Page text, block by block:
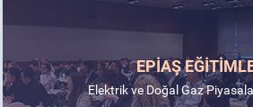
EPİAŞ
Elektrik ve Doğal Gaz